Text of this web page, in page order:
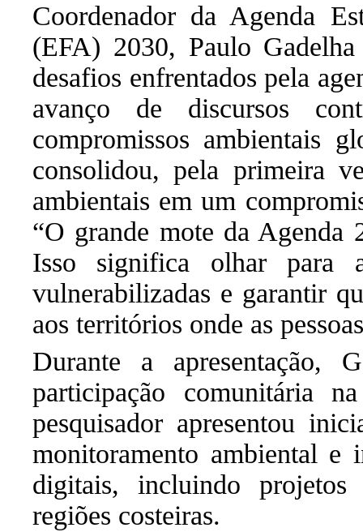
Coordenador da Agenda
(EFA) 2030, Paulo Gadelha
desafios enfrentados pela
avanço de discursos
compromissos ambientais
consolidou, pela primeira
ambientais em um
“O grande mote da Agenda
Isso significa olhar para
vulnerabilizadas e garantir
aos territórios onde as
Durante a apresentação,
participação comunitária
pesquisador apresentou
monitoramento ambiental e
digitais, incluindo
regiões costeiras.